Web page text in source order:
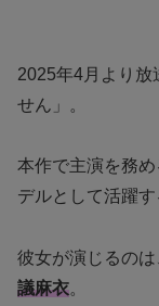
2025年4月より放
せん」。
本作で主演を務
デルとして活躍す
彼女が演じるのは
議麻衣。